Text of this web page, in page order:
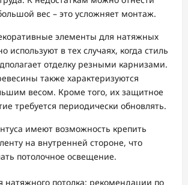
вес – это усложняет монтаж.
элементы для натяжных
используют в тех случаях, когда стиль
отделку резными карнизами.
также характеризуются
весом. Кроме того, их защитное
требуется периодически обновлять.
имеют возможность крепить
на внутренней стороне, что
потолочное освещение.